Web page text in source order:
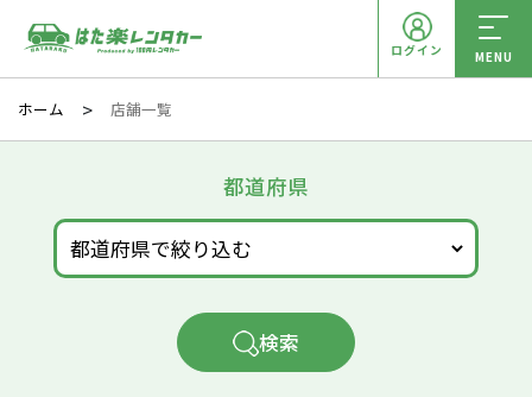
ログイン MENU
ホーム 店舗一覧
都道府県
検索